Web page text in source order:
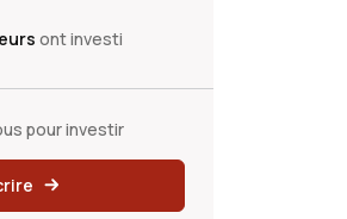
ont investi
pour investir